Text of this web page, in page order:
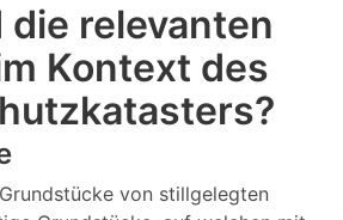
die relevanten
Kontext des
von stillgelegten